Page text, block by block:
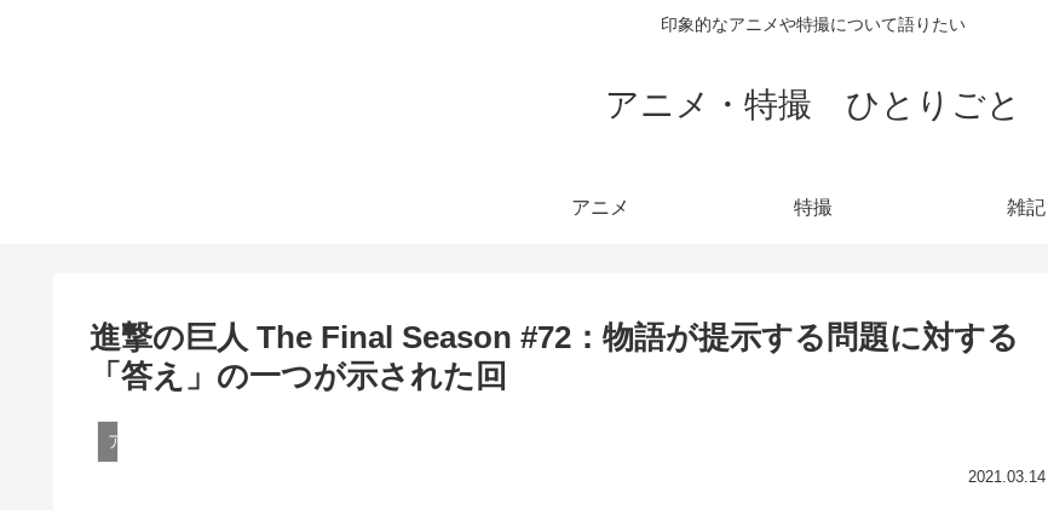
印象的なアニメや特撮について語りたい
アニメ・特撮 ひとりごと
アニメ 特撮 雑記
進撃の巨人 The Final Season #72：物語が提示する問題に対する
「答え」の一つが示された回
アニメ
2021.03.14